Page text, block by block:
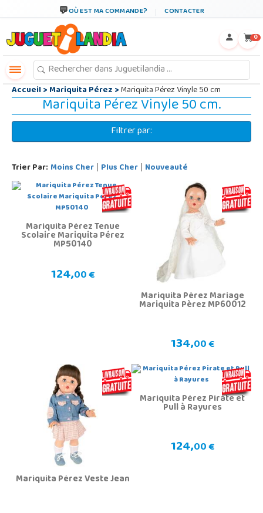
OÙ EST MA COMMANDE? CONTACTER
0
Accueil>Mariquita Pérez>Mariquita Pérez Vinyle 50 cm
Mariquita Pérez Vinyle 50 cm.
Filtrer par:
Trier Par: Moins Cher | Plus Cher | Nouveauté
Mariquita Pérez Tenue
Scolaire Mariquita Pérez
MP50140
124,00 €
Mariquita Pèrez Mariage
Mariquita Pèrez MP60012
134,00 €
Mariquita Pérez Veste Jean
Mariquita Pérez Pirate et
Pull à Rayures
124,00 €